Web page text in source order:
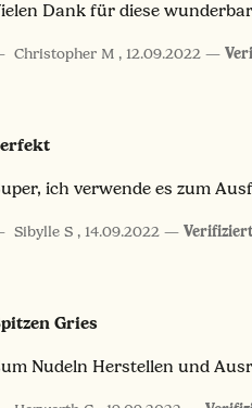
Dank für diese
Christopher M , 12.09.2022
ich verwende es zum
Sibylle S , 14.09.2022
Gries
Nudeln Herstellen und